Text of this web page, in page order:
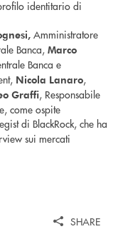
identitario di
Amministratore
Banca, Marco
Banca e
Nicola Lanaro,
Graffi, Responsabile
come ospite
di BlackRock, che ha
sui mercati
SHARE